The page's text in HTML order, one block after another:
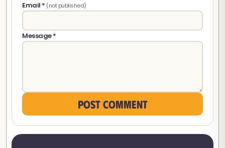
Email * (not published)
Message *
Post comment